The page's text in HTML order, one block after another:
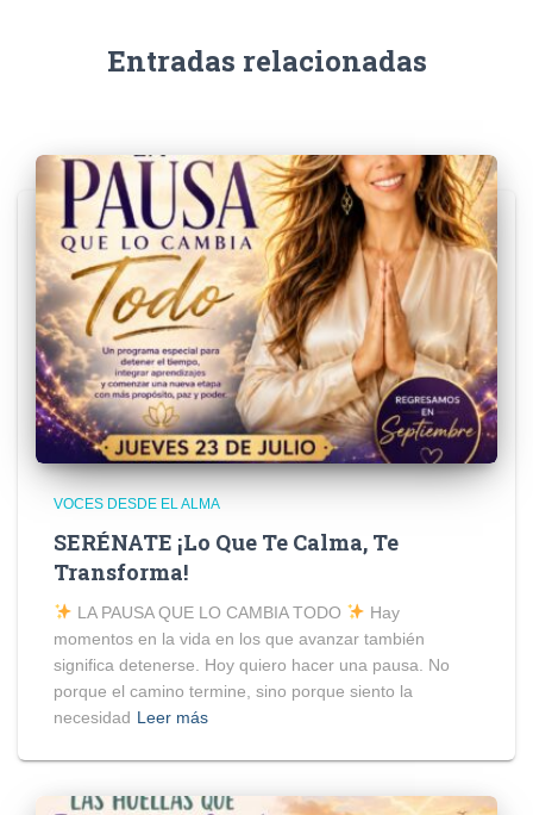
Entradas relacionadas
VOCES DESDE EL ALMA
SERÉNATE ¡Lo Que Te Calma, Te
Transforma!
LA PAUSA QUE LO CAMBIA TODO
Hay
momentos en la vida en los que avanzar también
significa detenerse. Hoy quiero hacer una pausa. No
porque el camino termine, sino porque siento la
necesidad Leer más